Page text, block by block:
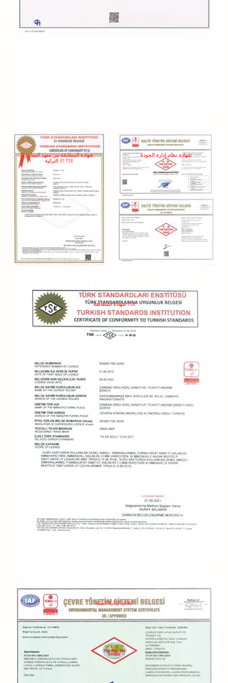
شهادة المطابقة من معهد المعايير
التركية E1 TSE
شهادة نظام إدارة الجودة
شهادة المطابقة TSE
نظام الإدارة البيئية